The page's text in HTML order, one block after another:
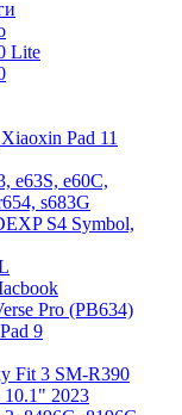
Lite
Pad 11
e63S, e60C,
s683G
S4 Symbol,
Pro (PB634)
9
Fit 3 SM-R390
2023